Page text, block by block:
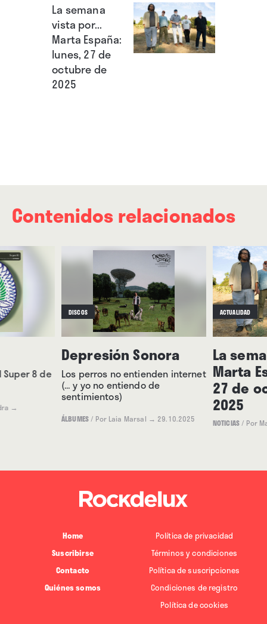
La semana
vista por...
Marta España:
lunes, 27 de
octubre de
2025
Contenidos relacionados
Super 8 de
→
DISCOS
Depresión Sonora
Los perros no entienden internet
(… y yo no entiendo de
sentimientos)
ÁLBUMES / Por Laia Marsal → 29.10.2025
ACTUALIDAD
La
Marta
27 de
2025
NOTICIAS / Por
Home
Suscribirse
Contacto
Quiénes somos
Política de privacidad
Términos y condiciones
Política de suscripciones
Condiciones de registro
Política de cookies